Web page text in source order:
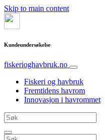
Skip to main content
Kundeundersøkelse
fiskerioghavbruk.no
Fiskeri og havbruk
Fremtidens havrom
Innovasjon i havrommet